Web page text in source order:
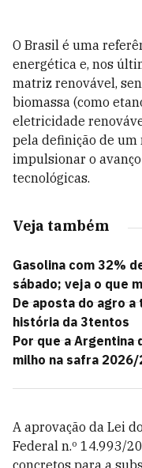
O Brasil é uma
energética e, nos
matriz renovável,
biomassa (como
eletricidade
pela definição de
impulsionar o
tecnológicas.
Veja também
Gasolina com 32%
sábado; veja o que
De aposta do agro
história da 3tentos
Por que a Argentina
milho na safra 2026/
A aprovação da Lei
Federal n.º 14.993/
concretos para a